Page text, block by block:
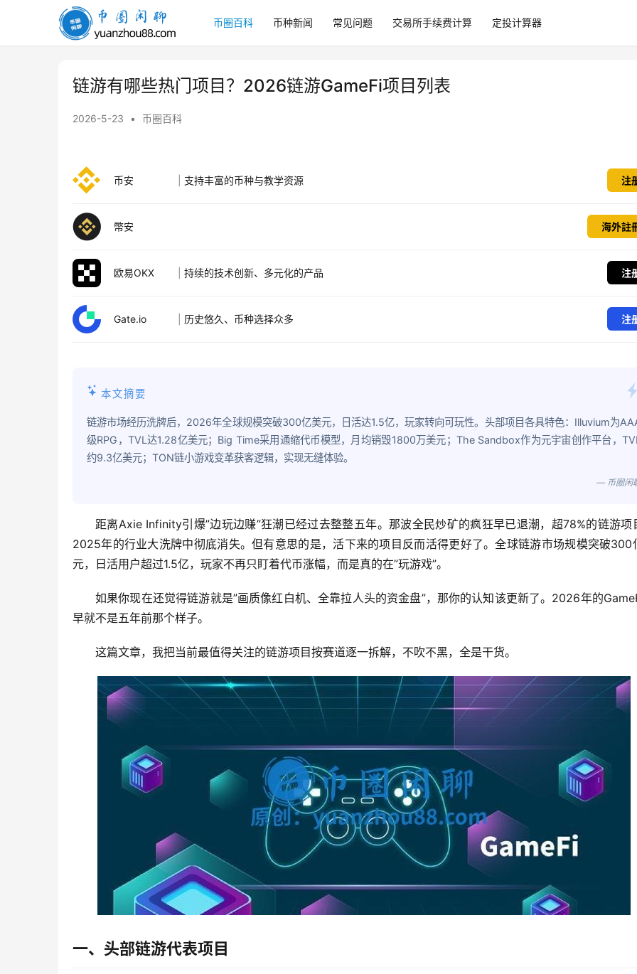
币
圈
币圈百科 币种新闻 常见问题 交易所手续费计算 定投计算器
链游有哪些热门项目？2026链游GameFi项目列表
2026-5-23 • 币圈百科
币安 支持丰富的币种与教学资源 注
幣安 海外註
欧易OKX 持续的技术创新、多元化的产品 注
Gate.io 历史悠久、币种选择众多 注
本文摘要
链游市场经历洗牌后，2026年全球规模突破300亿美元，日活达1.5亿，玩家转向可玩性。头部项目各具特色：Illuvium为
级RPG，TVL达1.28亿美元；Big Time采用通缩代币模型，月均销毁1800万美元；The Sandbox作为元宇宙创作平台，
约9.3亿美元；TON链小游戏变革获客逻辑，实现无缝体验。
— 币圈闲
距离Axie Infinity引爆”边玩边赚”狂潮已经过去整整五年。那波全民炒矿的疯狂早已退潮，超78%的链游项
2025年的行业大洗牌中彻底消失。但有意思的是，活下来的项目反而活得更好了。全球链游市场规模突破300
元，日活用户超过1.5亿，玩家不再只盯着代币涨幅，而是真的在”玩游戏”。
如果你现在还觉得链游就是”画质像红白机、全靠拉人头的资金盘”，那你的认知该更新了。2026年的
早就不是五年前那个样子。
这篇文章，我把当前最值得关注的链游项目按赛道逐一拆解，不吹不黑，全是干货。
一、头部链游代表项目